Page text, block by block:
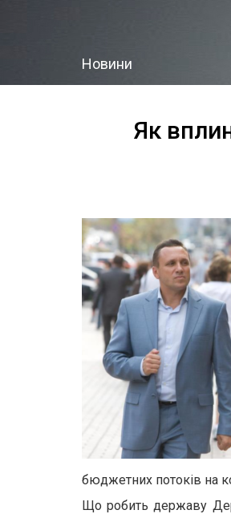
Новини
Як
бюджетних потоків на
Що робить державу